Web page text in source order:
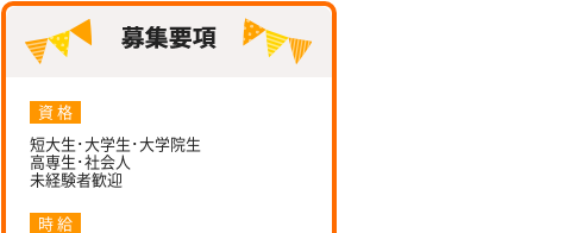
資 格
短大生･大学生･大学院生
高専生･社会人
未経験者歓迎
時 給